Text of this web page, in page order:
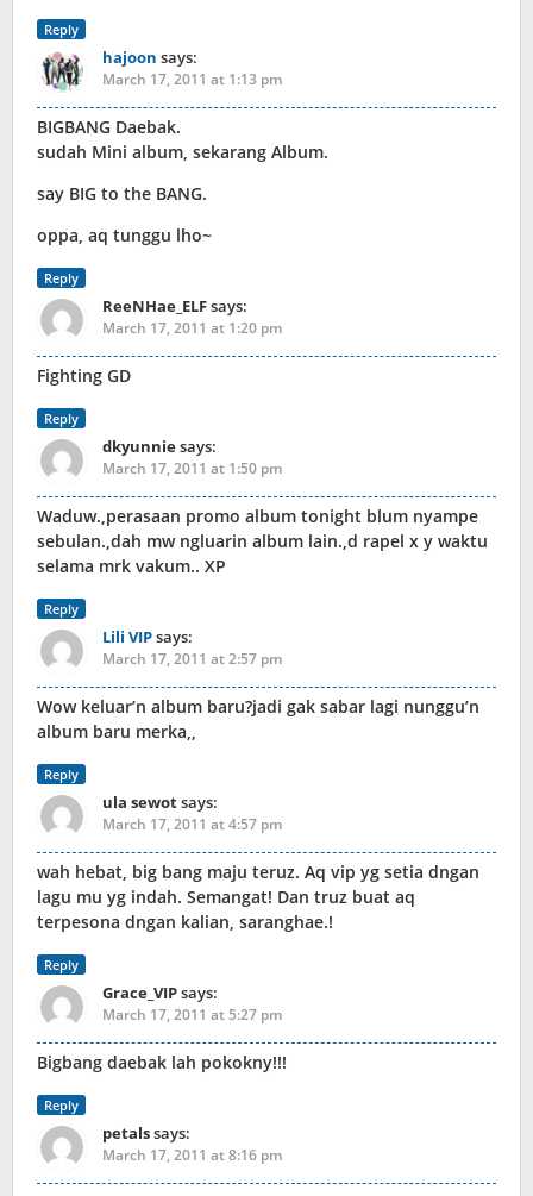
Reply
hajoon says:
March 17, 2011 at 1:13 pm
BIGBANG Daebak.
sudah Mini album, sekarang Album.
say BIG to the BANG.
oppa, aq tunggu lho~
Reply
ReeNHae_ELFsays:
March 17, 2011 at 1:20 pm
Fighting GD
Reply
dkyunniesays:
March 17, 2011 at 1:50 pm
Waduw.,perasaan promo album tonight blum nyampe
sebulan.,dah mw ngluarin album lain.,d rapel x y waktu
selama mrk vakum.. XP
Reply
Lili VIPsays:
March 17, 2011 at 2:57 pm
Wow keluar’n album baru?jadi gak sabar lagi nunggu’n
album baru merka,,
Reply
ula sewotsays:
March 17, 2011 at 4:57 pm
wah hebat, big bang maju teruz. Aq vip yg setia dngan
lagu mu yg indah. Semangat! Dan truz buat aq
terpesona dngan kalian, saranghae.!
Reply
Grace_VIPsays:
March 17, 2011 at 5:27 pm
Bigbang daebak lah pokokny!!!
Reply
petalssays:
March 17, 2011 at 8:16 pm